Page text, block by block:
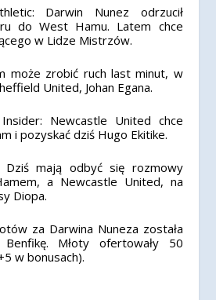
Darwin Nunez odrzucił
do West Hamu. Latem chce
w Lidze Mistrzów.
może zrobić ruch last minut, w
United, Johan Egana.
Newcastle United chce
i pozyskać dziś Hugo Ekitike.
Dziś mają odbyć się rozmowy
a Newcastle United, na
Diopa.
za Darwina Nuneza została
Młoty ofertowały 50
w bonusach).